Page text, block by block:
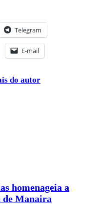
Telegram
E-mail
do autor
homenageia a
de Manaira